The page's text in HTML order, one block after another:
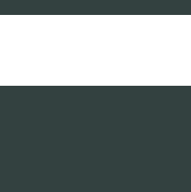
e valutazione della